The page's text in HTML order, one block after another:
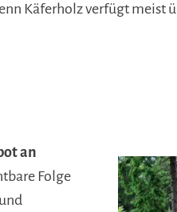
Käferholz verfügt meist
an
Folge